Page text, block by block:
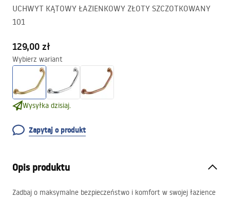
UCHWYT KĄTOWY ŁAZIENKOWY ZŁOTY SZCZOTKOWANY
101
129,00 zł
Wybierz wariant
Wysyłka dzisiaj.
Zapytaj o produkt
Opis produktu
Zadbaj o maksymalne bezpieczeństwo i komfort w swojej łazience